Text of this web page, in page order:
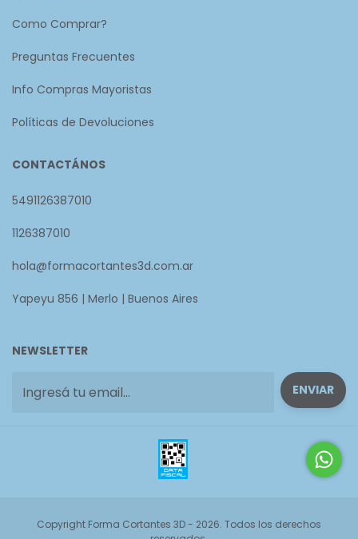
Como Comprar?
Preguntas Frecuentes
Info Compras Mayoristas
Políticas de Devoluciones
CONTACTÁNOS
5491126387010
1126387010
hola@formacortantes3d.com.ar
Yapeyu 856 | Merlo | Buenos Aires
NEWSLETTER
Copyright Forma Cortantes 3D - 2026. Todos los derechos